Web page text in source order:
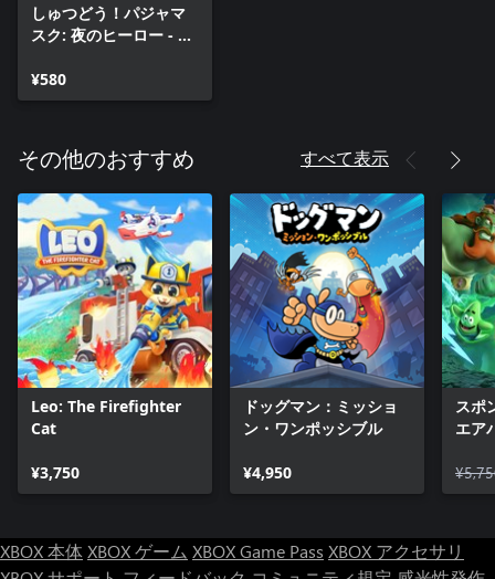
しゅつどう！パジャマ
スク: 夜のヒーロー - い
ンテン
¥580
その他のおすすめ すべて表示
Leo: The Firefighter
Cat
¥3,750
ドッグマン：ミッショ
ン・ワンポッシブル
¥4,950
スポ
エア
XBOX 本体XBOX ゲーム XBOX Game Pass XBOX アクセサリ